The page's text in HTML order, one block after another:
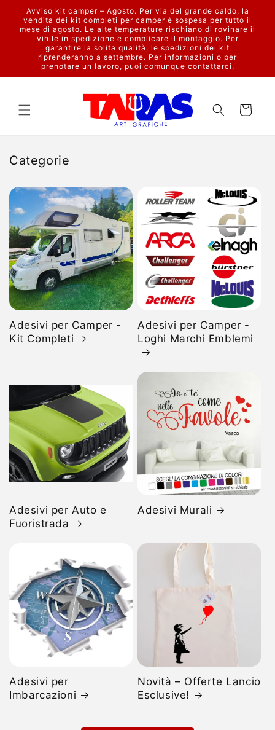
direttamente
ai contenuti
Avviso kit camper – Agosto. Per via del grande caldo, la
vendita dei kit completi per camper è sospesa per tutto il
mese di agosto. Le alte temperature rischiano di rovinare il
vinile in spedizione e complicare il montaggio. Per
garantire la solita qualità, le spedizioni dei kit
riprenderanno a settembre. Per informazioni o per
prenotare un lavoro, puoi comunque contattarci.
Carrello
Categorie
Adesivi per Camper -
Kit Completi
Adesivi per Camper -
Loghi Marchi Emblemi
Adesivi per Auto e
Fuoristrada
Adesivi Murali
Adesivi per
Imbarcazioni
Novità – Offerte Lancio
Esclusive!